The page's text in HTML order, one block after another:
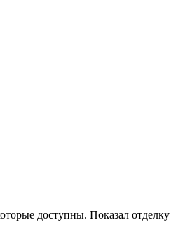
доступны. Показал